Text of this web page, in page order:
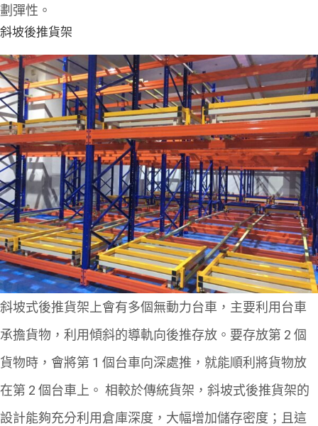
劃彈性。
斜坡後推貨架
斜坡式後推貨架上會有多個無動力台車，主要利用台車
承擔貨物，利用傾斜的導軌向後推存放。要存放第 2 個
貨物時，會將第 1 個台車向深處推，就能順利將貨物放
在第 2 個台車上。 相較於傳統貨架，斜坡式後推貨架的
設計能夠充分利用倉庫深度，大幅增加儲存密度；且這